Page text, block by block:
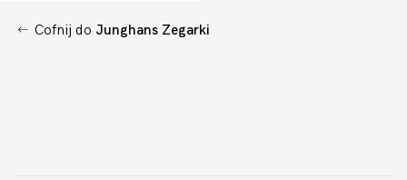
Cofnij do Junghans Zegarki